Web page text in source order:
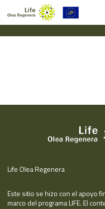
Solicitud
Life Olea Regenera
Este sitio se hizo con el apoyo
marco del programa LIFE. El